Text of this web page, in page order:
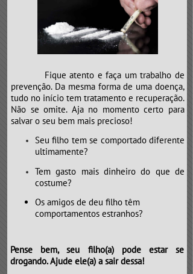
Fique atento e faça um trabalho de
prevenção. Da mesma forma de uma doença,
tudo no início tem tratamento e recuperação.
Não se omite. Aja no momento certo para
salvar o seu bem mais precioso!
Seu filho tem se comportado diferente
ultimamente?
Tem gasto mais dinheiro do que de
costume?
Os amigos de deu filho têm
comportamentos estranhos?
Pense bem, seu filho(a) pode estar se
drogando. Ajude ele(a) a sair dessa!